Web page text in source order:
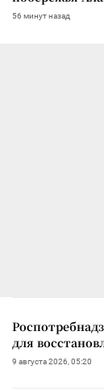
56 минут назад
для
9 августа 2026, 05:20